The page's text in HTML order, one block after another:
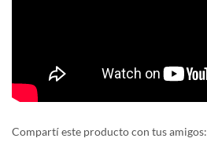
Compartí este producto con tus amigos: